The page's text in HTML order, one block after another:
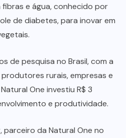
e água, conhecido por
de diabetes, para inovar em
de pesquisa no Brasil, com a
rurais, empresas e
One investiu R$ 3
e produtividade.
parceiro da Natural One no